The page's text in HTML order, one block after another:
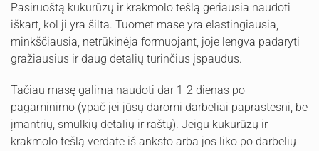
Pasiruoštą kukurūzų ir krakmolo tešlą geriausia naudoti
iškart, kol ji yra šilta. Tuomet masė yra elastingiausia,
minkščiausia, netrūkinėja formuojant, joje lengva padaryti
gražiausius ir daug detalių turinčius įspaudus.
Tačiau masę galima naudoti dar 1-2 dienas po
pagaminimo (ypač jei jūsų daromi darbeliai paprastesni, be
įmantrių, smulkių detalių ir raštų). Jeigu kukurūzų ir
krakmolo tešlą verdate iš anksto arba jos liko po darbelių